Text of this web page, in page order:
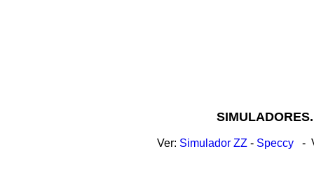
Ver: Simulador ZZ - Speccy -